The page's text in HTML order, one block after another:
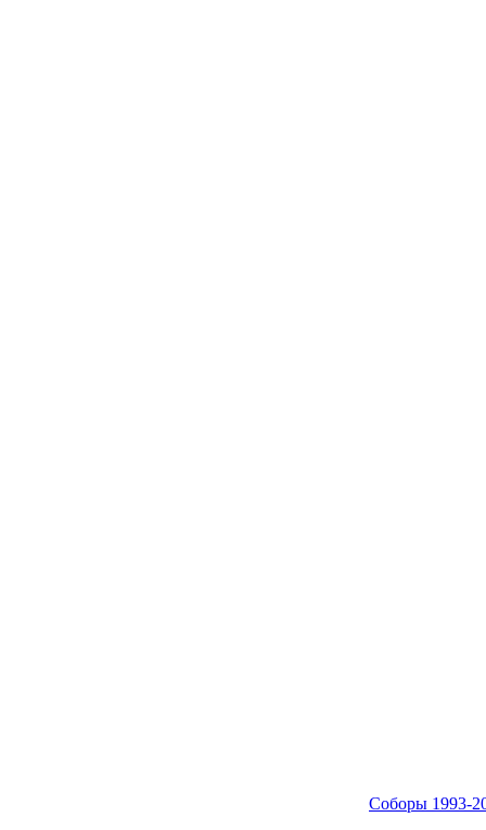
Соборы 1993-